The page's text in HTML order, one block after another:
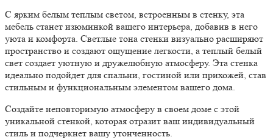
С ярким белым теплым светом, встроенным в стенку, эта
мебель станет изюминкой вашего интерьера, добавив в него
уюта и комфорта. Светлые тона стенки визуально расширяют
пространство и создают ощущение легкости, а теплый белый
свет создает уютную и дружелюбную атмосферу. Эта стенка
идеально подойдет для спальни, гостиной или прихожей, став
стильным и функциональным элементом вашего дома.
Создайте неповторимую атмосферу в своем доме с этой
уникальной стенкой, которая отразит ваш индивидуальный
стиль и подчеркнет вашу утонченность.